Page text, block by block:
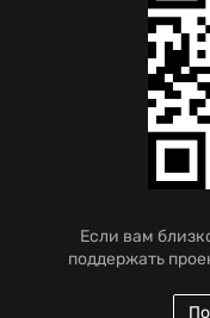
Если вам
поддержать